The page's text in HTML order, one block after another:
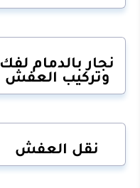
نجار بالدمام لفك
وتركيب العفش
نقل العفش